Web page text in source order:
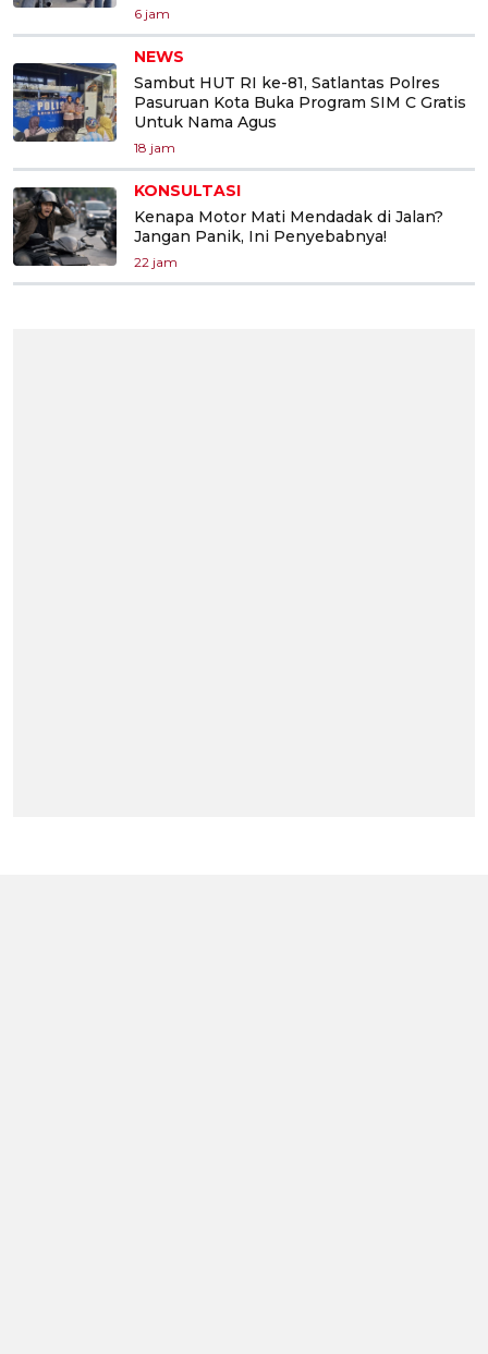
6 jam
NEWS
Sambut HUT RI ke-81, Satlantas Polres
Pasuruan Kota Buka Program SIM C Gratis
Untuk Nama Agus
18 jam
KONSULTASI
Kenapa Motor Mati Mendadak di Jalan?
Jangan Panik, Ini Penyebabnya!
22 jam